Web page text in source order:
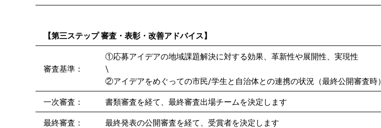
【第三ステップ 審査・表彰・改善アドバイス】
審査基準：
①応募アイデアの地域課題解決に対する効果、革新性や展開性、実現性
\
②アイデアをめぐっての市民/学生と自治体との連携の状況（最終公開審査時）
一次審査：
書類審査を経て、最終審査出場チームを決定します
最終審査：
最終発表の公開審査を経て、受賞者を決定します